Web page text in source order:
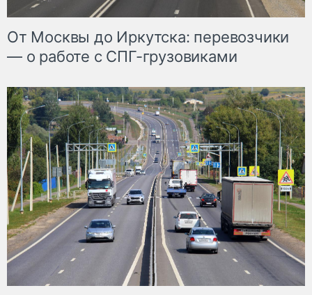
От Москвы до Иркутска: перевозчики
— о работе с СПГ-грузовиками